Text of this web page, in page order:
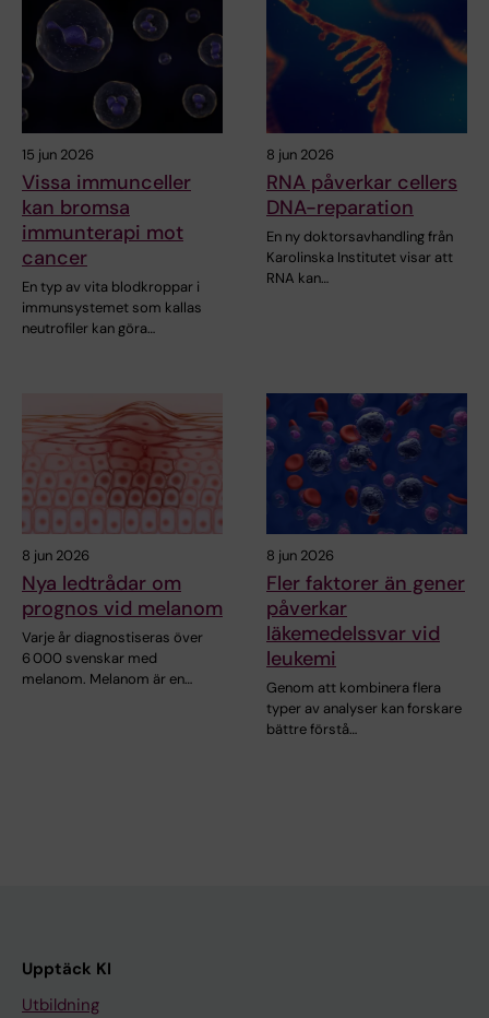
15 jun 2026
Vissa immunceller
kan bromsa
immunterapi mot
cancer
En typ av vita blodkroppar i
immunsystemet som kallas
neutrofiler kan göra…
8 jun 2026
RNA påverkar cellers
DNA-reparation
En ny doktorsavhandling från
Karolinska Institutet visar att
RNA kan…
8 jun 2026
Nya ledtrådar om
prognos vid melanom
Varje år diagnostiseras över
6 000 svenskar med
melanom. Melanom är en…
8 jun 2026
Fler faktorer än gener
påverkar
läkemedelssvar vid
leukemi
Genom att kombinera flera
typer av analyser kan forskare
bättre förstå…
Upptäck KI
Utbildning